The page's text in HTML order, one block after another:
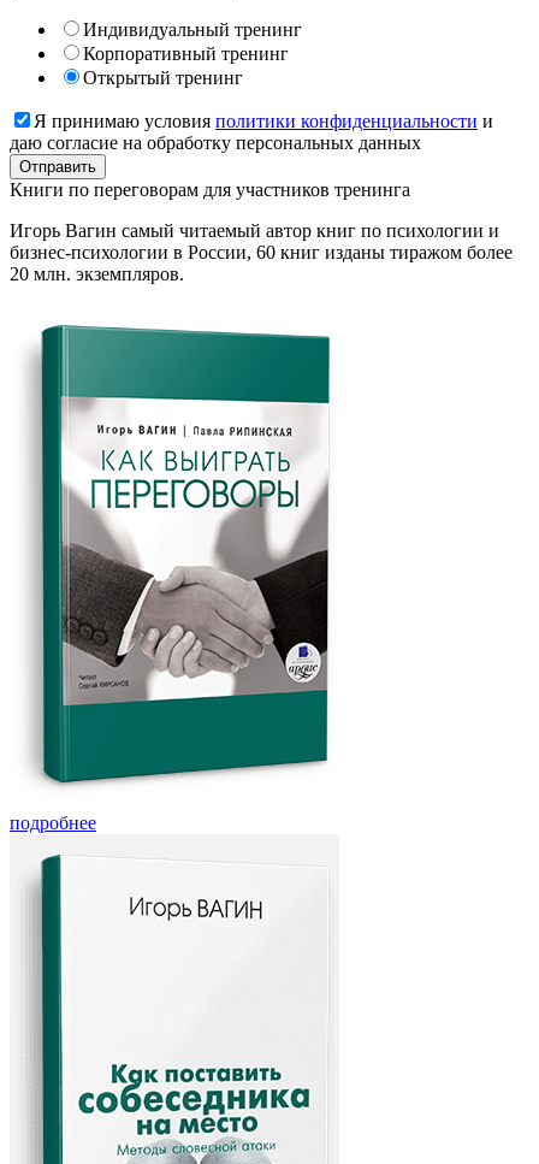
Индивидуальный тренинг
Корпоративный тренинг
Открытый тренинг
Я принимаю условия политики конфиденциальности и
даю согласие на обработку персональных данных
Книги по переговорам для участников тренинга
Игорь Вагин самый читаемый автор книг по психологии и
бизнес-психологии в России, 60 книг изданы тиражом более
20 млн. экземпляров.
подробнее